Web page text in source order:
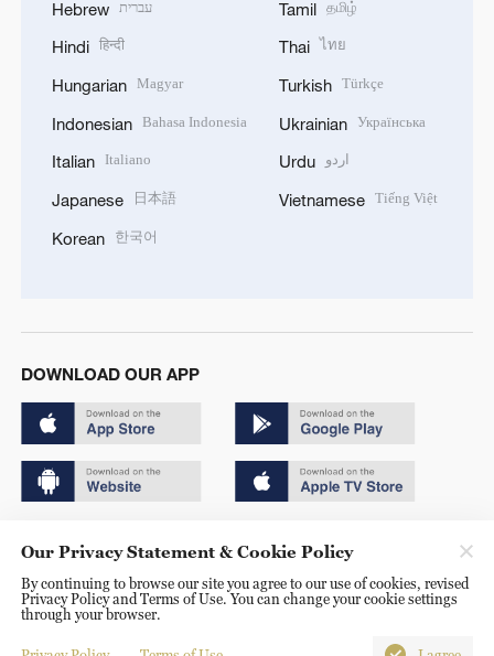
Hebrew עברית
Hindi हिन्दी
Hungarian Magyar
Indonesian Bahasa Indonesia
Italian Italiano
Japanese 日本語
Korean 한국어
Tamil தமிழ்
Thai ไทย
Turkish Türkçe
Ukrainian Українська
Urdu اردو
Vietnamese Tiếng Việt
DOWNLOAD OUR APP
京ICP备20000184号
京公网安备 11010502050052号
Disinformation report hotline: 010-85061466
Our Privacy Statement & Cookie Policy
By continuing to browse our site you agree to our use of cookies, revised
Privacy Policy and Terms of Use. You can change your cookie settings
through your browser.